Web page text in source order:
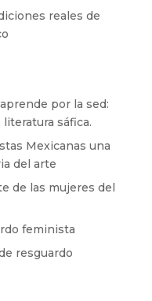
reales de
por la sed:
sáfica.
Mexicanas una
del arte
de las mujeres del
feminista
resguardo